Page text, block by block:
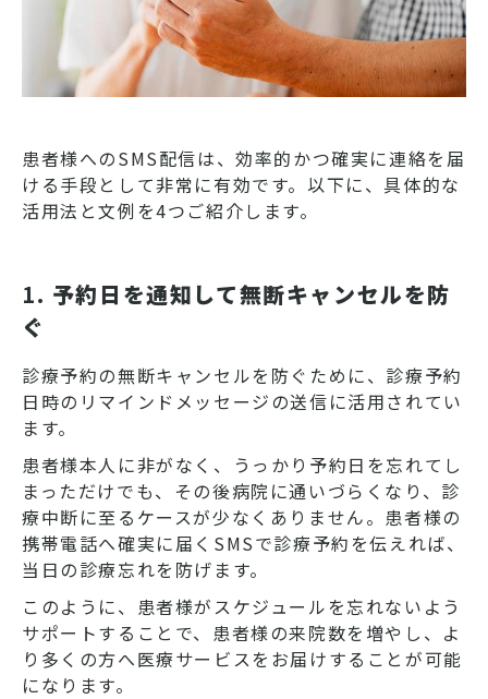
患者様へのSMS配信は、効率的かつ確実に連絡を届
ける手段として非常に有効です。以下に、具体的な
活用法と文例を4つご紹介します。
1. 予約日を通知して無断キャンセルを防
ぐ
診療予約の無断キャンセルを防ぐために、診療予約
日時のリマインドメッセージの送信に活用されてい
ます。
患者様本人に非がなく、うっかり予約日を忘れてし
まっただけでも、その後病院に通いづらくなり、診
療中断に至るケースが少なくありません。患者様の
携帯電話へ確実に届くSMSで診療予約を伝えれば、
当日の診療忘れを防げます。
このように、患者様がスケジュールを忘れないよう
サポートすることで、患者様の来院数を増やし、よ
り多くの方へ医療サービスをお届けすることが可能
になります。